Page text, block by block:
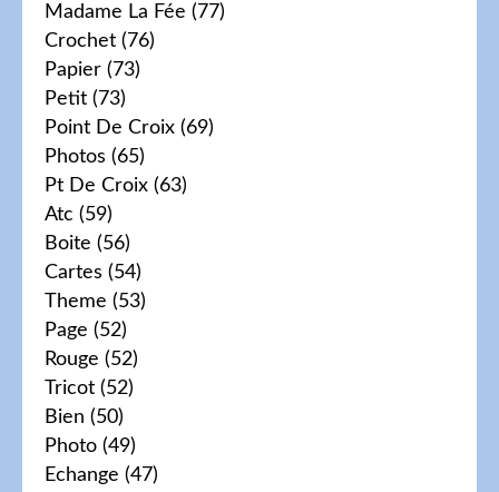
Madame La Fée (77)
Crochet (76)
Papier (73)
Petit (73)
Point De Croix (69)
Photos (65)
Pt De Croix (63)
Atc (59)
Boite (56)
Cartes (54)
Theme (53)
Page (52)
Rouge (52)
Tricot (52)
Bien (50)
Photo (49)
Echange (47)